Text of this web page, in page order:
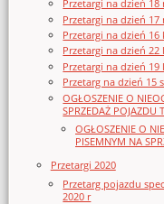
Przetargi na dzień 18
Przetargi na dzień 17
Przetargi na dzień 16
Przetargi na dzień 22
Przetargi na dzień 19
Przetarg na dzień 15
OGŁOSZENIE O
SPRZEDAŻ POJAZDU
OGŁOSZENIE O
PISEMNYM NA
Przetargi 2020
Przetarg pojazdu
2020 r